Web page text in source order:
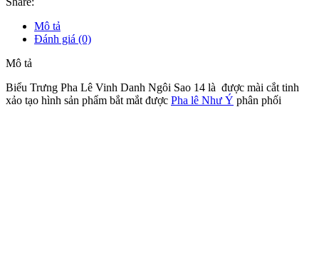
Mô tả
Đánh giá (0)
Mô tả
Biểu Trưng Pha Lê Vinh Danh Ngôi Sao 14 là được mài cắt tinh
xảo tạo hình sản phẩm bắt mắt được Pha lê Như Ý phân phối